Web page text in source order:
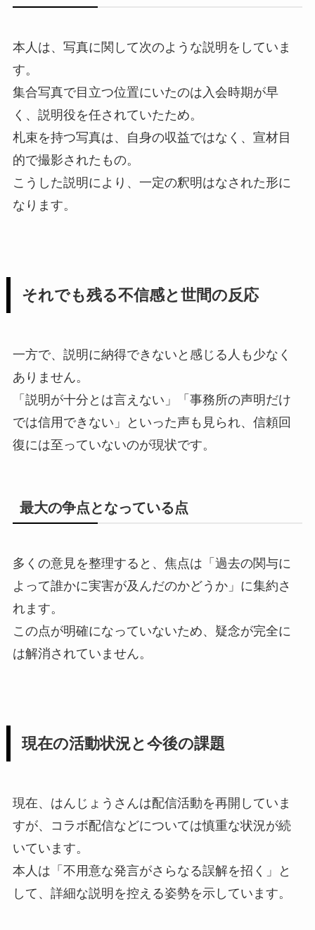
本人は、写真に関して次のような説明をしていま
す。
集合写真で目立つ位置にいたのは入会時期が早
く、説明役を任されていたため。
札束を持つ写真は、自身の収益ではなく、宣材目
的で撮影されたもの。
こうした説明により、一定の釈明はなされた形に
なります。
それでも残る不信感と世間の反応
一方で、説明に納得できないと感じる人も少なく
ありません。
「説明が十分とは言えない」「事務所の声明だけ
では信用できない」といった声も見られ、信頼回
復には至っていないのが現状です。
最大の争点となっている点
多くの意見を整理すると、焦点は「過去の関与に
よって誰かに実害が及んだのかどうか」に集約さ
れます。
この点が明確になっていないため、疑念が完全に
は解消されていません。
現在の活動状況と今後の課題
現在、はんじょうさんは配信活動を再開していま
すが、コラボ配信などについては慎重な状況が続
いています。
本人は「不用意な発言がさらなる誤解を招く」と
して、詳細な説明を控える姿勢を示しています。